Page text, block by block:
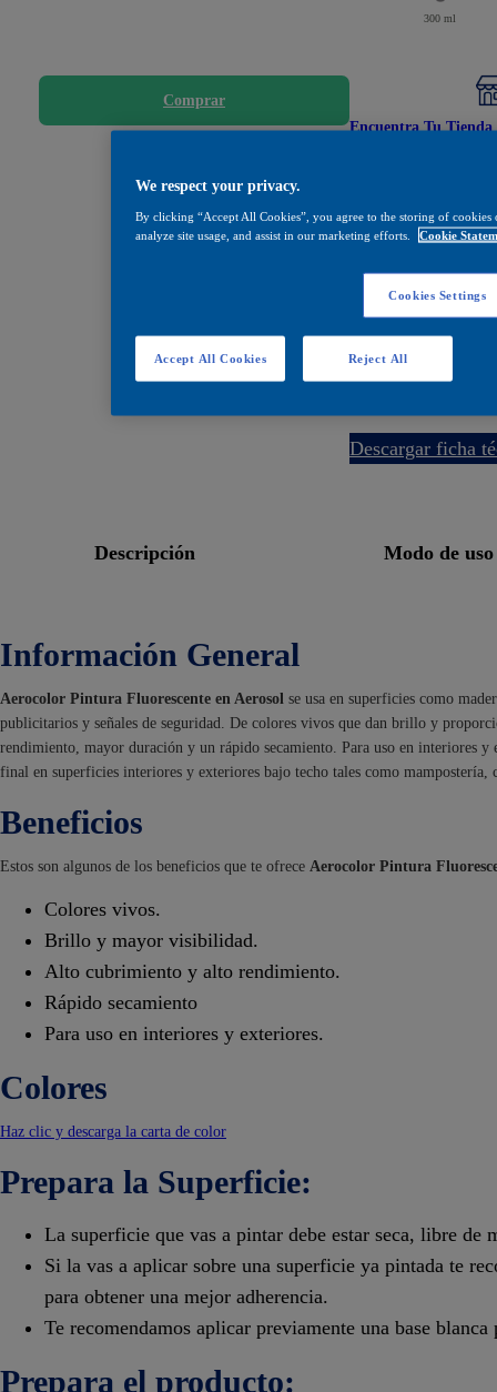
300 ml
Comprar
Encuentra Tu Tienda
descargar ficha
descripción modo de uso
Información General
Aerocolor Pintura Fluorescente en Aerosol se usa en superficies como
publicitarios y señales de seguridad. De colores vivos que dan brillo y
rendimiento, mayor duración y un rápido secamiento. Para uso en interiores y
final en superficies interiores y exteriores bajo techo tales como
Beneficios
Estos son algunos de los beneficios que te ofrece Aerocolor Pintura
Colores vivos.
Brillo y mayor visibilidad.
Alto cubrimiento y alto rendimiento.
Rápido secamiento
Para uso en interiores y exteriores.
Colores
Haz clic y descarga la carta de color
Prepara la Superficie:
La superficie que vas a pintar debe estar seca, libre de
Si la vas a aplicar sobre una superficie ya pintada te
para obtener una mejor adherencia.
Te recomendamos aplicar previamente una base
Prepara el producto:
We respect your privacy.
By clicking “Accept All Cookies”, you agree to the storing of
analyze site usage, and assist in our marketing efforts.
Cookie
Cookies Settings
Reject All
Accept All Cookies